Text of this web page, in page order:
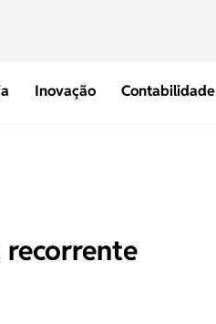
Inovação Contabilidade
recorrente